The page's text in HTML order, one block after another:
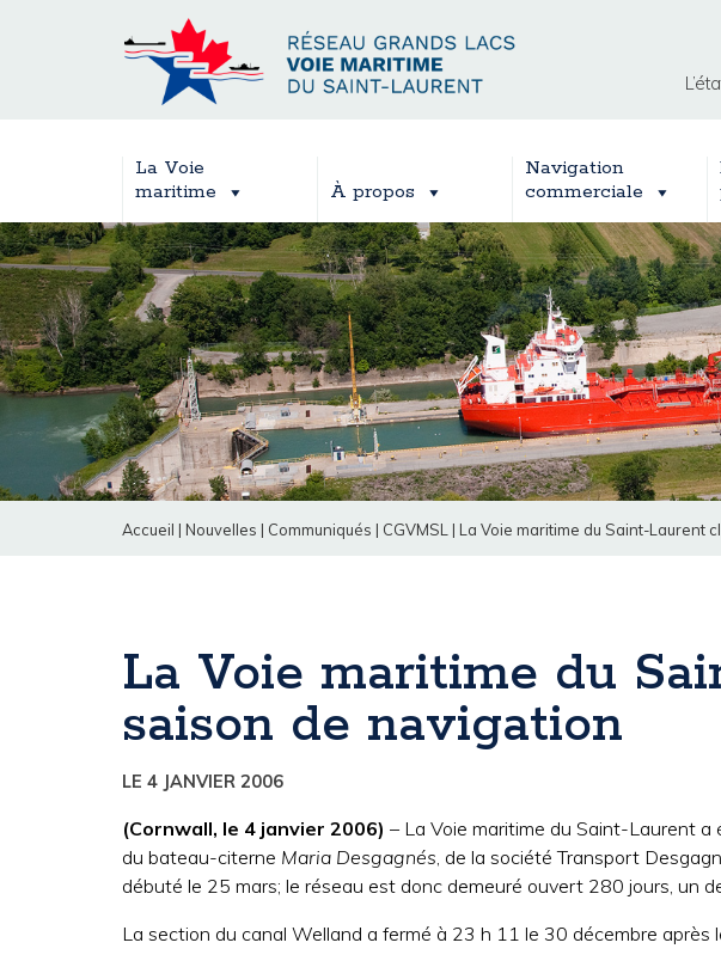
La Voie
maritime
À propos
Navigation
commerciale
Accueil | Nouvelles | Communiqués | CGVMSL | La Voie maritime du Saint-Laurent
La Voie maritime du
saison de navigation
LE 4 JANVIER 2006
(Cornwall, le 4 janvier 2006) – La Voie maritime du Saint-Laurent
du bateau-citerne Maria Desgagnés, de la société Transport
débuté le 25 mars; le réseau est donc demeuré ouvert 280 jours, un
La section du canal Welland a fermé à 23 h 11 le 30 décembre après